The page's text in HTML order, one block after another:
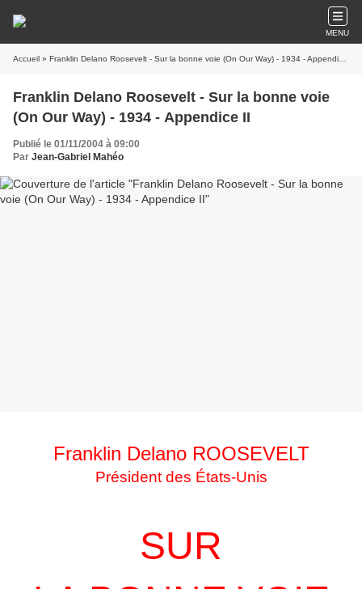
MENU
Accueil » Franklin Delano Roosevelt - Sur la bonne voie (On Our Way) - 1934 - Appendice II
Franklin Delano Roosevelt - Sur la bonne voie
(On Our Way) - 1934 - Appendice II
Publié le 01/11/2004 à 09:00
Par Jean-Gabriel Mahéo
Franklin Delano ROOSEVELT
Président des États-Unis
SUR